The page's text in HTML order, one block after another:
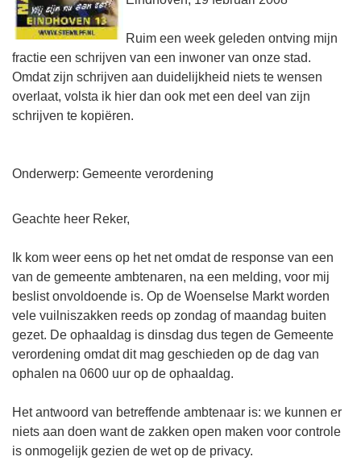
Ruim een week geleden ontving mijn
fractie een schrijven van een inwoner van onze stad.
Omdat zijn schrijven aan duidelijkheid niets te wensen
overlaat, volsta ik hier dan ook met een deel van zijn
schrijven te kopiëren.
Onderwerp: Gemeente verordening
Geachte heer Reker,
Ik kom weer eens op het net omdat de response van een
van de gemeente ambtenaren, na een melding, voor mij
beslist onvoldoende is. Op de Woenselse Markt worden
vele vuilniszakken reeds op zondag of maandag buiten
gezet. De ophaaldag is dinsdag dus tegen de Gemeente
verordening omdat dit mag geschieden op de dag van
ophalen na 0600 uur op de ophaaldag.
Het antwoord van betreffende ambtenaar is: we kunnen er
niets aan doen want de zakken open maken voor controle
is onmogelijk gezien de wet op de privacy.